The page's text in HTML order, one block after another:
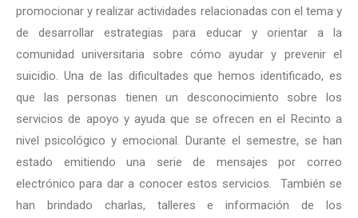
promocionar y realizar actividades relacionadas con el tema y
de desarrollar estrategias para educar y orientar a la
comunidad universitaria sobre cómo ayudar y prevenir el
suicidio. Una de las dificultades que hemos identificado, es
que las personas tienen un desconocimiento sobre los
servicios de apoyo y ayuda que se ofrecen en el Recinto a
nivel psicológico y emocional. Durante el semestre, se han
estado emitiendo una serie de mensajes por correo
electrónico para dar a conocer estos servicios. También se
han brindado charlas, talleres e información de los